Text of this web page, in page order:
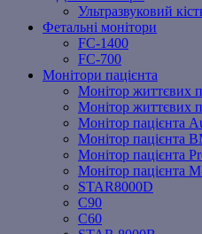
Ультразвуковий
Фетальні монітори
FC-1400
FC-700
Монітори пацієнта
Монітор життєвих
Монітор життєвих
Mонітоp пацієнта
Монітор пацієнта
Монітор пацієнта
Монітор пацієнта
STAR8000D
C90
C60